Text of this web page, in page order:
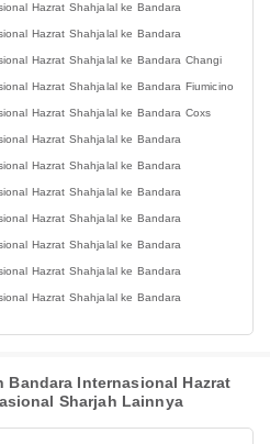
Hazrat Shahjalal ke Bandara
Hazrat Shahjalal ke Bandara
Hazrat Shahjalal ke Bandara Changi
Hazrat Shahjalal ke Bandara Fiumicino
Hazrat Shahjalal ke Bandara Coxs
Hazrat Shahjalal ke Bandara
Hazrat Shahjalal ke Bandara
Hazrat Shahjalal ke Bandara
Hazrat Shahjalal ke Bandara
Hazrat Shahjalal ke Bandara
Hazrat Shahjalal ke Bandara
Hazrat Shahjalal ke Bandara
Bandara Internasional Hazrat
Sharjah Lainnya